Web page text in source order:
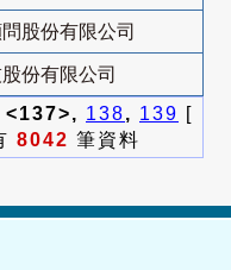
股份有限公司
份有限公司
<137>, 138, 139 [
8042 筆資料